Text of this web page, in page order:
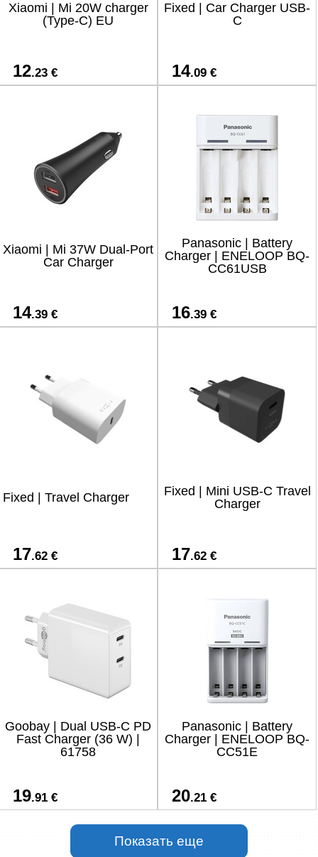
Xiaomi | Mi 20W charger
(Type-C) EU
12.23 €
Fixed | Car Charger USB-
C
14.09 €
Xiaomi | Mi 37W Dual-Port
Car Charger
14.39 €
Panasonic | Battery
Charger | ENELOOP BQ-
CC61USB
16.39 €
Fixed | Travel Charger
17.62 €
Fixed | Mini USB-C Travel
Charger
17.62 €
Goobay | Dual USB-C PD
Fast Charger (36 W) |
61758
19.91 €
Panasonic | Battery
Charger | ENELOOP BQ-
CC51E
20.21 €